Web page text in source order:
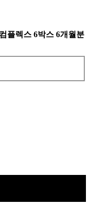
플렉스 6박스 6개월분